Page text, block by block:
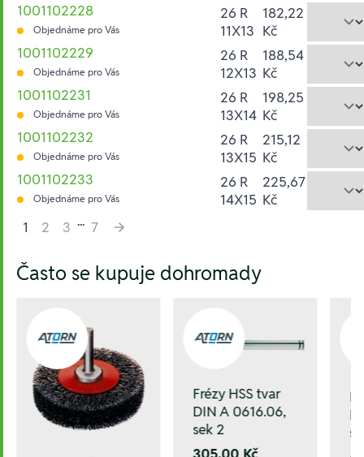
1001102228
Objednáme pro Vás
26 R
11X13
182,22
Kč
1001102229
Objednáme pro Vás
26 R
12X13
188,54
Kč
1001102231
Objednáme pro Vás
26 R
13X14
198,25
Kč
1001102232
Objednáme pro Vás
26 R
13X15
215,12
Kč
1001102233
Objednáme pro Vás
26 R
14X15
225,67
Kč
1
2 3 ... 7
Často se kupuje dohromady
Frézy HSS tvar
DIN A 0616.06,
sek 2